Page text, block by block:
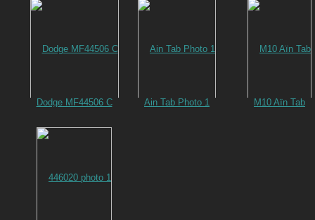
Dodge MF44506 C Ain Tab Photo 1 M10 Aïn Tab